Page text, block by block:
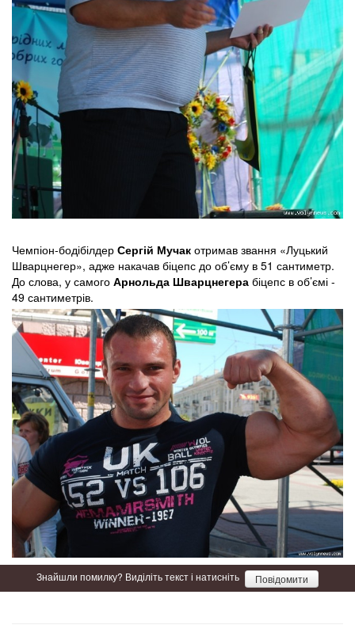
Чемпіон-бодібілдер Сергій Мучак отримав звання «Луцький
Шварцнегер», адже накачав біцепс до об’єму в 51 сантиметр.
До слова, у самого Арнольда Шварцнегера біцепс в об’ємі -
49 сантиметрів.
Знайшли помилку? Виділіть текст і натисніть Повідомити